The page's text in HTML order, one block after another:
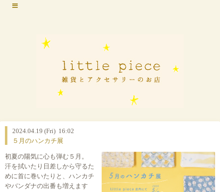
2024.04.19 (Fri) 16:02
５月のハンカチ展
初夏の陽気に心も弾む５月。
汗を拭いたり日差しから守るた
めに首に巻いたりと、ハンカチ
やバンダナの出番も増えます